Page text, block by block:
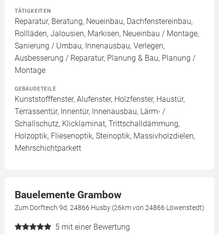
TÄTIGKEITEN
Reparatur, Beratung, Neueinbau, Dachfenstereinbau,
Rollläden, Jalousien, Markisen, Neueinbau / Montage,
Sanierung / Umbau, Innenausbau, Verlegen,
Ausbesserung / Reparatur, Planung & Bau, Planung /
Montage
GEBÄUDETEILE
Kunststofffenster, Alufenster, Holzfenster, Haustür,
Terrassentür, Innentür, Innenausbau, Lärm- /
Schallschutz, Klicklaminat, Trittschalldämmung,
Holzoptik, Fliesenoptik, Steinoptik, Massivholzdielen,
Mehrschichtparkett
Bauelemente Grambow
Zum Dorfteich 9d, 24866 Husby (26km von 24866 Löwenstedt)
5 mit einer Bewertung